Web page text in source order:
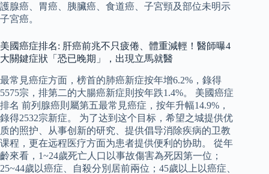
護腺癌、胃癌、胰臟癌、食道癌、子宮頸及部位未明示
子宮癌。
美國癌症排名: 肝癌前兆不只疲倦、體重減輕！醫師曝4
大關鍵症狀「恐已晚期」，出現立馬就醫
最常見癌症方面，榜首的肺癌新症按年增6.2%，錄得
5575宗，排第二的大腸癌新症則按年跌1.4%。 美國癌症
排名 前列腺癌則屬第五最常見癌症，按年升幅14.9%，
錄得2532宗新症。 为了达到这个目标，希望之城提供优
质的照护、从事创新的研究、提供倡导消除疾病的卫教
课程，更在远程医疗方面为患者提供便利的协助。 從年
齡來看，1~24歲死亡人口以事故傷害為死因第一位；
25~44歲以癌症、自殺分別居前兩位；45歲以上以癌症、